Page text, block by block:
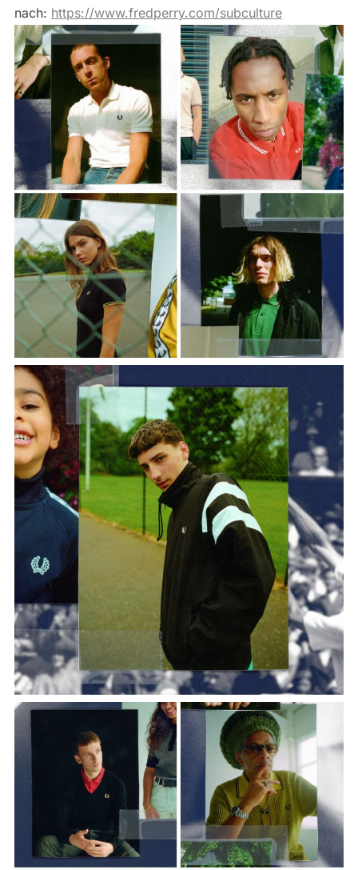
nach: https://www.fredperry.com/subculture